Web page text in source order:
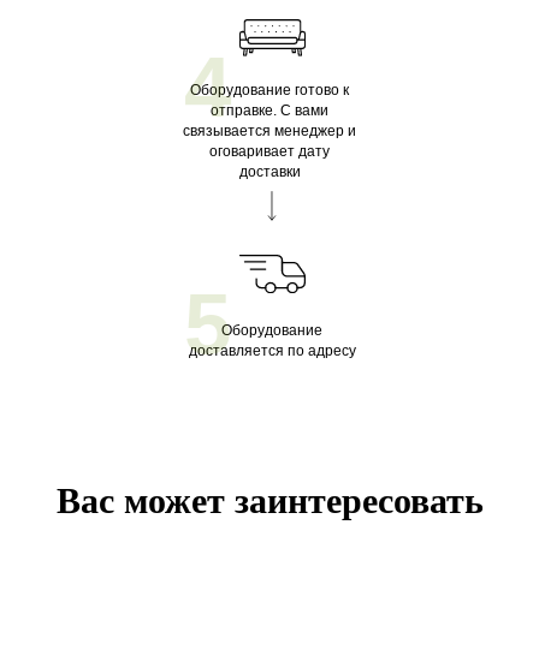
Оборудование готово к
отправке. С вами
связывается менеджер и
оговаривает дату
доставки
Оборудование
доставляется по адресу
4
5
Вас может заинтересовать